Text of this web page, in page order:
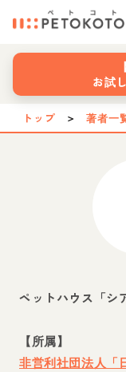
お試
トップ ＞ 著者一
ペットハウス「シ
【所属】
非営利社団法人「